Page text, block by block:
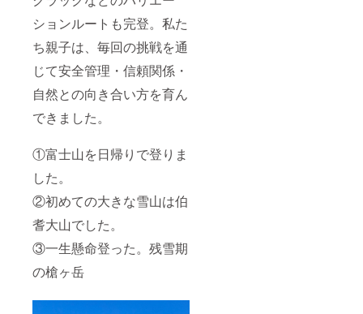
ションルートも完登。私た
ち親子は、毎回の挑戦を通
じて安全管理・信頼関係・
自然との向き合い方を育ん
できました。
①富士山を日帰りで登りま
した。
②初めての大きな雪山は伯
耆大山でした。
③一生懸命登った。残雪期
の槍ヶ岳